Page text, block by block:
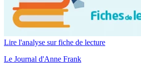
Lire l'analyse sur fiche de lecture
Le Journal d'Anne Frank